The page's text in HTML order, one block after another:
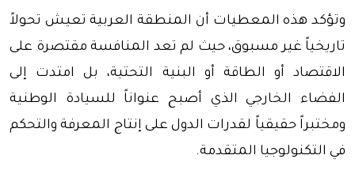
وتؤكد هذه المعطيات أن المنطقة العربية تعيش تحولاً
تاريخياً غير مسبوق، حيث لم تعد المنافسة مقتصرة على
الاقتصاد أو الطاقة أو البنية التحتية، بل امتدت إلى
الفضاء الخارجي الذي أصبح عنواناً للسيادة الوطنية
ومختبراً حقيقياً لقدرات الدول على إنتاج المعرفة والتحكم
في التكنولوجيا المتقدمة.